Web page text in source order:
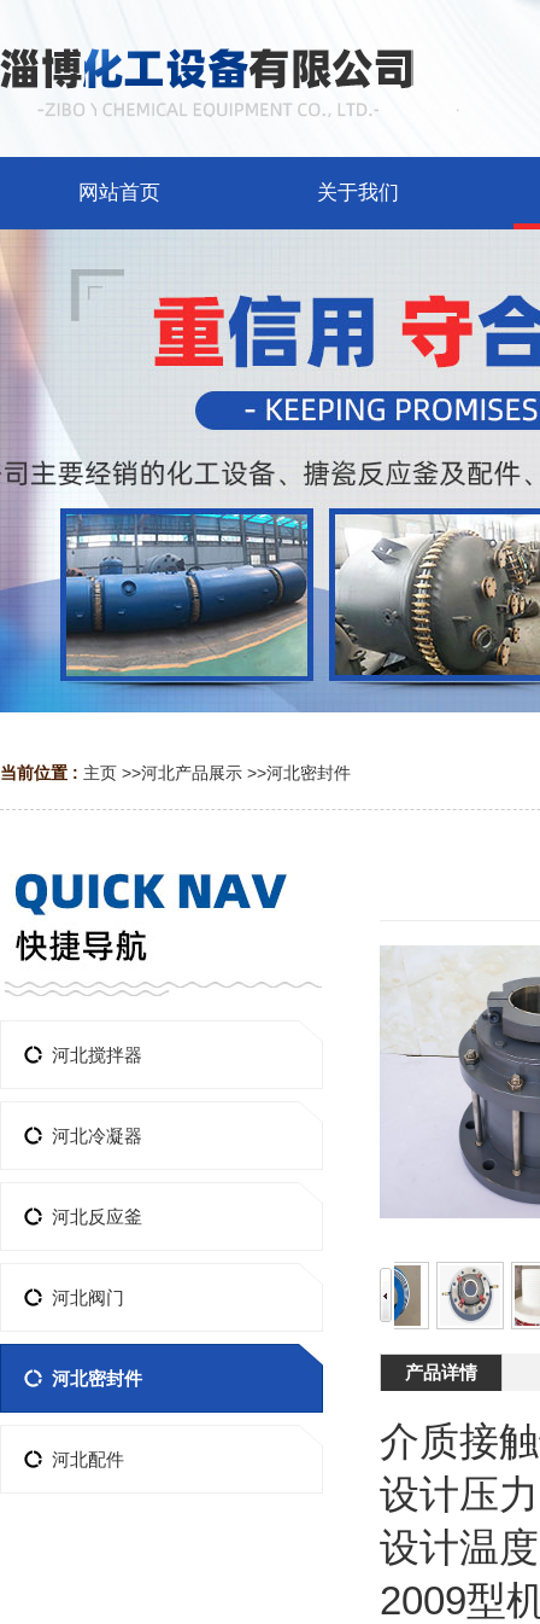
网站首页 关于我们
当前位置 : 主页 >>河北产品展示 >>河北密封件
河北搅拌器
河北冷凝器
河北反应釜
河北阀门
河北密封件
河北配件
产品详情
介质接
设计压
设计温
2009型